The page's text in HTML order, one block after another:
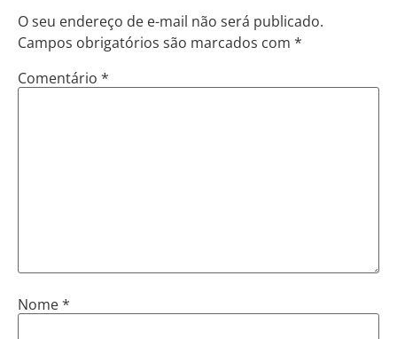
O seu endereço de e-mail não será publicado.
Campos obrigatórios são marcados com *
Comentário *
Nome*